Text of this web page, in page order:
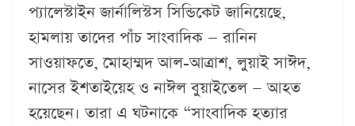
প্যালেস্টাইন জার্নালিস্টস সিন্ডিকেট জানিয়েছে,
হামলায় তাদের পাঁচ সাংবাদিক — রানিন
সাওয়াফতে, মোহাম্মদ আল-আত্রাশ, লুয়াই সাঈদ,
নাসের ইশতাইয়েহ ও নাঈল বুয়াইতেল — আহত
হয়েছেন। তারা এ ঘটনাকে “সাংবাদিক হত্যার